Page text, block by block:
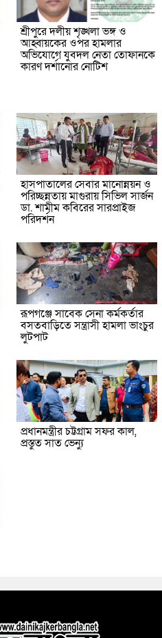
শ্রীপুরে দলীয় শৃঙ্খলা ভঙ্গ ও
আহ্বায়কের ওপর হামলার
অভিযোগে যুবদল নেতা তোফানকে
কারণ দর্শানোর নোটিশ
হাসপাতালের সেবার মানোন্নয়ন ও
পরিচ্ছন্নতায় মাগুরায় সিভিল সার্জন
ডা. শামীম কবিরের সারপ্রাইজ
পরিদর্শন
রূপগঞ্জে সাবেক সেনা কর্মকর্তার
বসতবাড়িতে সন্ত্রাসী হামলা ভাংচুর
লুটপাট
প্রধানমন্ত্রীর চট্টগ্রাম সফর কাল,
প্রস্তুত সাত ভেন্যু